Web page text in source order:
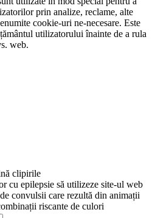
prin analize, reclame, alte
cookie-uri ne-necesare. Este
utilizatorului înainte de a rula
web.
clipirile
cu epilepsie să utilizeze site-ul web
convulsii care rezultă din animații
riscante de culori